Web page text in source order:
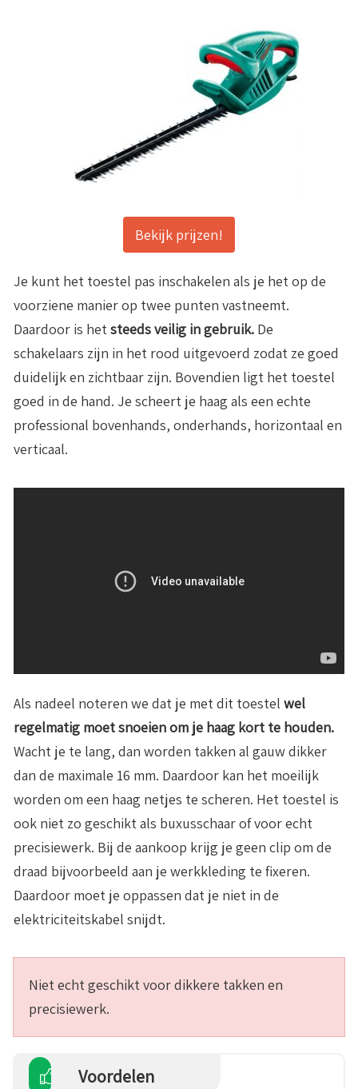
Bekijk prijzen!
Je kunt het toestel pas inschakelen als je het op de
voorziene manier op twee punten vastneemt.
Daardoor is hetsteeds veilig in gebruik. De
schakelaars zijn in het rood uitgevoerd zodat ze goed
duidelijk en zichtbaar zijn. Bovendien ligt het toestel
goed in de hand. Je scheert je haag als een echte
professional bovenhands, onderhands, horizontaal en
verticaal.
Als nadeel noteren we dat je met dit toestel wel
regelmatig moet snoeien om je haag kort te houden.
Wacht je te lang, dan worden takken al gauw dikker
dan de maximale 16 mm. Daardoor kan het moeilijk
worden om een haag netjes te scheren. Het toestel is
ook niet zo geschikt als buxusschaar of voor echt
precisiewerk. Bij de aankoop krijg je geen clip om de
draad bijvoorbeeld aan je werkkleding te fixeren.
Daardoor moet je oppassen dat je niet in de
elektriciteitskabel snijdt.
Niet echt geschikt voor dikkere takken en
precisiewerk.
Voordelen